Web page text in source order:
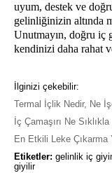
uyum, destek ve
gelinliğinizin altında
Unutmayın, doğru iç
kendinizi daha rahat
İlginizi çekebilir:
Termal İçlik Nedir, Ne
İç Çamaşırı Ne
En Etkili Leke Çıkarma
Etiketler: gelinlik iç
giyilir